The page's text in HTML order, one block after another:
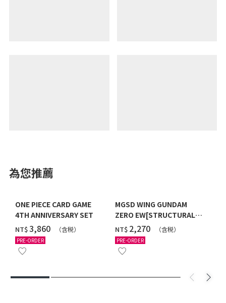
為您推薦
ONE PIECE CARD GAME
4TH ANNIVERSARY SET
NT$‌3,860 （含税）
PRE-ORDER
MGSD WING GUNDAM
ZERO EW[STRUCTURAL
COATING/BLACK] [2026年
12月發送]
NT$ ‌2,270 （含税）
PRE-ORDER